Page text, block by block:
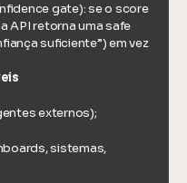
gate): se o score
API retorna uma safe
suficiente”) em vez
externos);
sistemas,